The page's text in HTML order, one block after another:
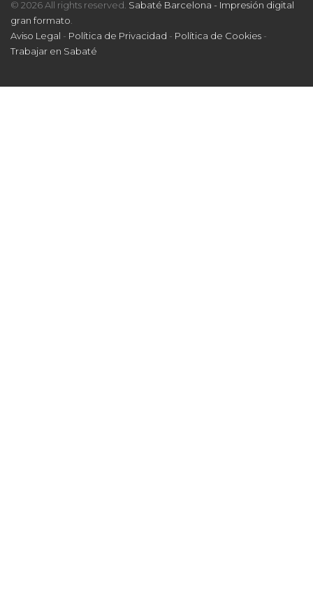
© 2026 All rights reserved. Sabaté Barcelona - Impresión digital
gran formato.
Aviso Legal - Política de Privacidad - Política de Cookies -
Trabajar en Sabaté